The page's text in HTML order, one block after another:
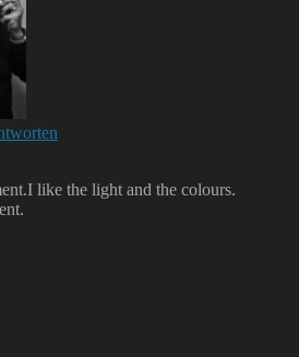
like the light and the colours.